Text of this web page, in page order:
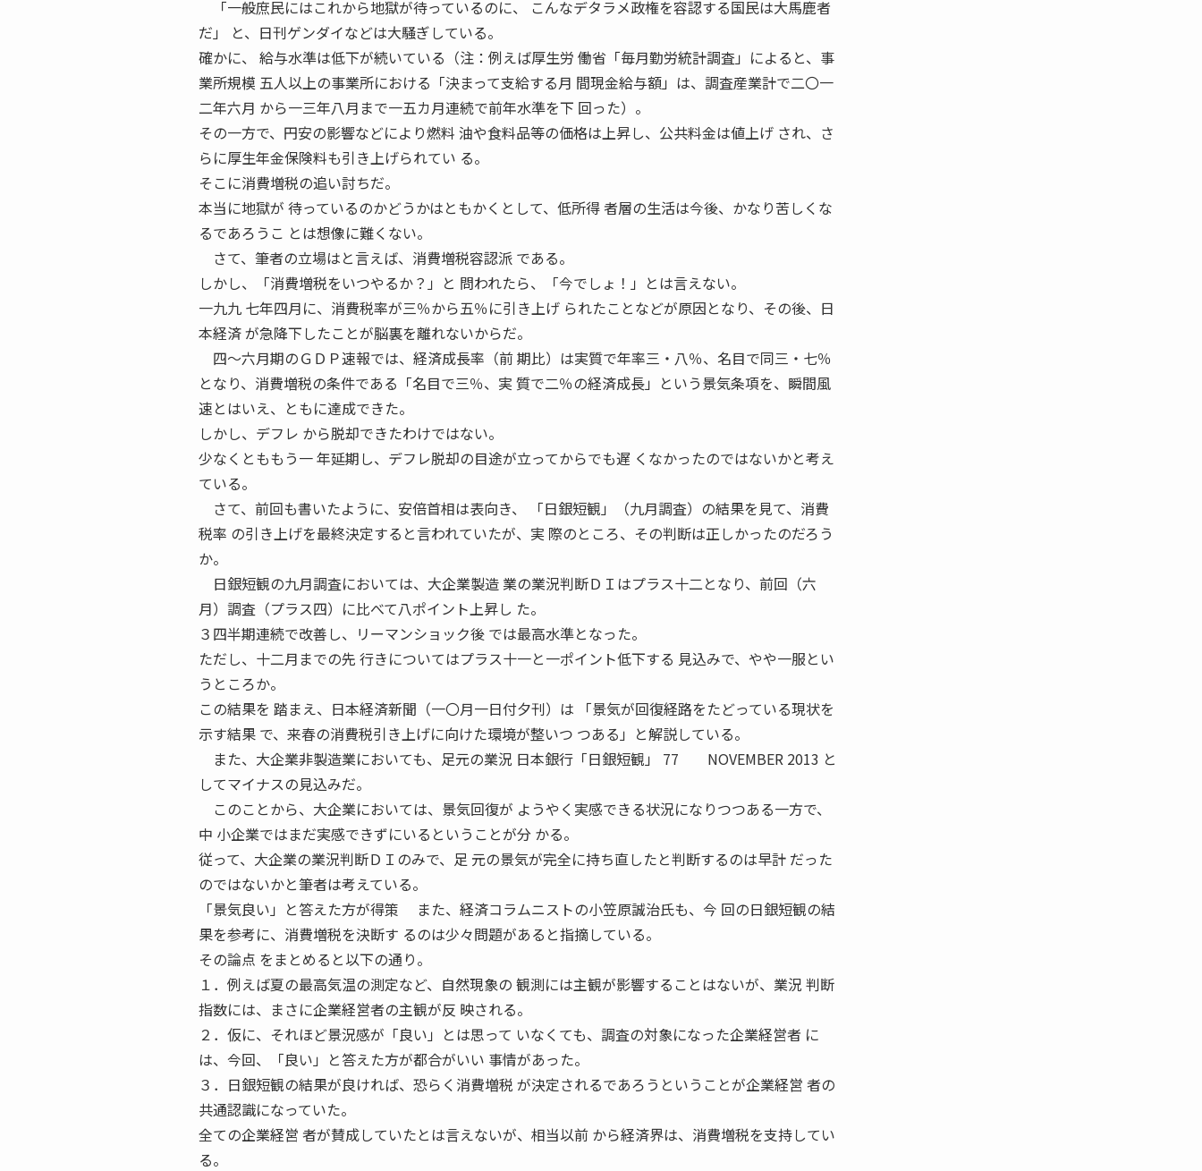
「一般庶民にはこれから地獄が待っているのに、 こんなデタラメ政権を容認する国民は大馬鹿者
だ」 と、日刊ゲンダイなどは大騒ぎしている。
確かに、 給与水準は低下が続いている（注：例えば厚生労 働省「毎月勤労統計調査」によると、事
業所規模 五人以上の事業所における「決まって支給する月 間現金給与額」は、調査産業計で二〇一
二年六月 から一三年八月まで一五カ月連続で前年水準を下 回った）。
その一方で、円安の影響などにより燃料 油や食料品等の価格は上昇し、公共料金は値上げ され、さ
らに厚生年金保険料も引き上げられてい る。
そこに消費増税の追い討ちだ。
本当に地獄が 待っているのかどうかはともかくとして、低所得 者層の生活は今後、かなり苦しくな
るであろうこ とは想像に難くない。
さて、筆者の立場はと言えば、消費増税容認派 である。
しかし、「消費増税をいつやるか？」と 問われたら、「今でしょ！」とは言えない。
一九九 七年四月に、消費税率が三％から五％に引き上げ られたことなどが原因となり、その後、日
本経済 が急降下したことが脳裏を離れないからだ。
四〜六月期のＧＤＰ速報では、経済成長率（前 期比）は実質で年率三・八％、名目で同三・七％
となり、消費増税の条件である「名目で三％、実 質で二％の経済成長」という景気条項を、瞬間風
速とはいえ、ともに達成できた。
しかし、デフレ から脱却できたわけではない。
少なくとももう一 年延期し、デフレ脱却の目途が立ってからでも遅 くなかったのではないかと考え
ている。
さて、前回も書いたように、安倍首相は表向き、 「日銀短観」（九月調査）の結果を見て、消費
税率 の引き上げを最終決定すると言われていたが、実 際のところ、その判断は正しかったのだろう
か。
日銀短観の九月調査においては、大企業製造 業の業況判断ＤＩはプラス十二となり、前回（六
月）調査（プラス四）に比べて八ポイント上昇し た。
３四半期連続で改善し、リーマンショック後 では最高水準となった。
ただし、十二月までの先 行きについてはプラス十一と一ポイント低下する 見込みで、やや一服とい
うところか。
この結果を 踏まえ、日本経済新聞（一〇月一日付夕刊）は 「景気が回復経路をたどっている現状を
示す結果 で、来春の消費税引き上げに向けた環境が整いつ つある」と解説している。
また、大企業非製造業においても、足元の業況 日本銀行「日銀短観」 77 NOVEMBER 2013 と
してマイナスの見込みだ。
このことから、大企業においては、景気回復が ようやく実感できる状況になりつつある一方で、
中 小企業ではまだ実感できずにいるということが分 かる。
従って、大企業の業況判断ＤＩのみで、足 元の景気が完全に持ち直したと判断するのは早計 だった
のではないかと筆者は考えている。
「景気良い」と答えた方が得策 また、経済コラムニストの小笠原誠治氏も、今 回の日銀短観の結
果を参考に、消費増税を決断す るのは少々問題があると指摘している。
その論点 をまとめると以下の通り。
１．例えば夏の最高気温の測定など、自然現象の 観測には主観が影響することはないが、業況 判断
指数には、まさに企業経営者の主観が反 映される。
２．仮に、それほど景況感が「良い」とは思って いなくても、調査の対象になった企業経営者 に
は、今回、「良い」と答えた方が都合がいい 事情があった。
３．日銀短観の結果が良ければ、恐らく消費増税 が決定されるであろうということが企業経営 者の
共通認識になっていた。
全ての企業経営 者が賛成していたとは言えないが、相当以前 から経済界は、消費増税を支持してい
る。